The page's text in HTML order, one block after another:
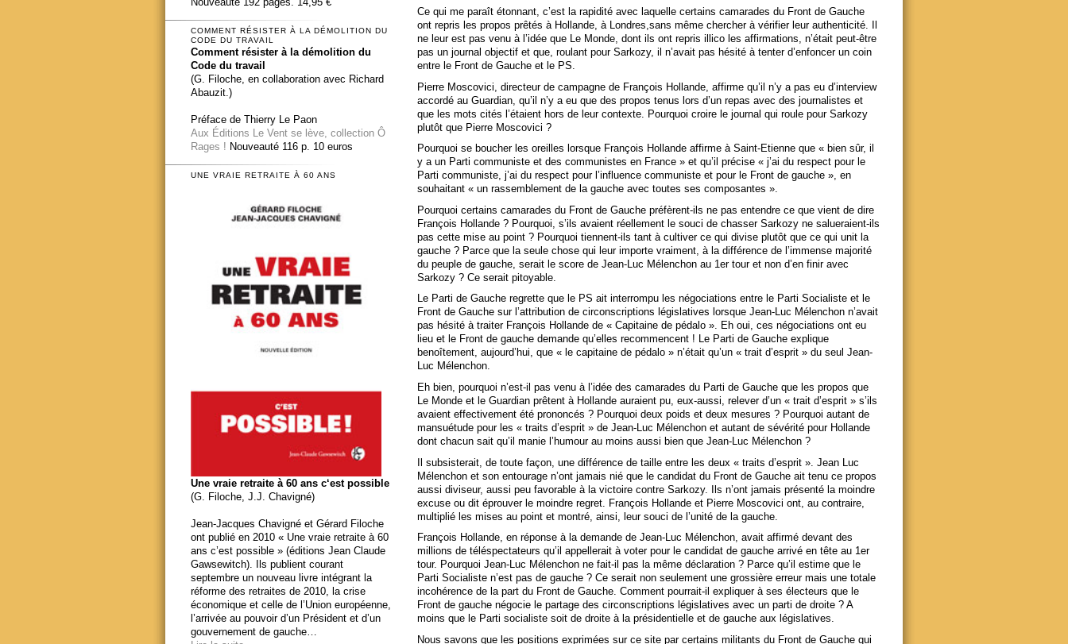
Ce qui me paraît étonnant, c’est la rapidité avec laquelle certains camarades du Front de Gauche
ont repris les propos prêtés à Hollande, à Londres,sans même chercher à vérifier leur authenticité. Il
ne leur est pas venu à l’idée que Le Monde, dont ils ont repris illico les affirmations, n’était peut-être
pas un journal objectif et que, roulant pour Sarkozy, il n’avait pas hésité à tenter d’enfoncer un coin
entre le Front de Gauche et le PS.
Pierre Moscovici, directeur de campagne de François Hollande, affirme qu’il n’y a pas eu d’interview
accordé au Guardian, qu’il n’y a eu que des propos tenus lors d’un repas avec des journalistes et
que les mots cités l’étaient hors de leur contexte. Pourquoi croire le journal qui roule pour Sarkozy
plutôt que Pierre Moscovici ?
Pourquoi se boucher les oreilles lorsque François Hollande affirme à Saint-Etienne que « bien sûr, il
y a un Parti communiste et des communistes en France » et qu’il précise « j’ai du respect pour le
Parti communiste, j’ai du respect pour l’influence communiste et pour le Front de gauche », en
souhaitant « un rassemblement de la gauche avec toutes ses composantes ».
Pourquoi certains camarades du Front de Gauche préfèrent-ils ne pas entendre ce que vient de dire
François Hollande ? Pourquoi, s’ils avaient réellement le souci de chasser Sarkozy ne salueraient-ils
pas cette mise au point ? Pourquoi tiennent-ils tant à cultiver ce qui divise plutôt que ce qui unit la
gauche ? Parce que la seule chose qui leur importe vraiment, à la différence de l’immense majorité
du peuple de gauche, serait le score de Jean-Luc Mélenchon au 1er tour et non d’en finir avec
Sarkozy ? Ce serait pitoyable.
Le Parti de Gauche regrette que le PS ait interrompu les négociations entre le Parti Socialiste et le
Front de Gauche sur l’attribution de circonscriptions législatives lorsque Jean-Luc Mélenchon n’avait
pas hésité à traiter François Hollande de « Capitaine de pédalo ». Eh oui, ces négociations ont eu
lieu et le Front de gauche demande qu’elles recommencent ! Le Parti de Gauche explique
benoîtement, aujourd’hui, que « le capitaine de pédalo » n’était qu’un « trait d’esprit » du seul Jean-
Luc Mélenchon.
Eh bien, pourquoi n’est-il pas venu à l’idée des camarades du Parti de Gauche que les propos que
Le Monde et le Guardian prêtent à Hollande auraient pu, eux-aussi, relever d’un « trait d’esprit » s’ils
avaient effectivement été prononcés ? Pourquoi deux poids et deux mesures ? Pourquoi autant de
mansuétude pour les « traits d’esprit » de Jean-Luc Mélenchon et autant de sévérité pour Hollande
dont chacun sait qu’il manie l’humour au moins aussi bien que Jean-Luc Mélenchon ?
Il subsisterait, de toute façon, une différence de taille entre les deux « traits d’esprit ». Jean Luc
Mélenchon et son entourage n’ont jamais nié que le candidat du Front de Gauche ait tenu ce propos
aussi diviseur, aussi peu favorable à la victoire contre Sarkozy. Ils n’ont jamais présenté la moindre
excuse ou dit éprouver le moindre regret. François Hollande et Pierre Moscovici ont, au contraire,
multiplié les mises au point et montré, ainsi, leur souci de l’unité de la gauche.
François Hollande, en réponse à la demande de Jean-Luc Mélenchon, avait affirmé devant des
millions de téléspectateurs qu’il appellerait à voter pour le candidat de gauche arrivé en tête au 1er
tour. Pourquoi Jean-Luc Mélenchon ne fait-il pas la même déclaration ? Parce qu’il estime que le
Parti Socialiste n’est pas de gauche ? Ce serait non seulement une grossière erreur mais une totale
incohérence de la part du Front de Gauche. Comment pourrait-il expliquer à ses électeurs que le
Front de gauche négocie le partage des circonscriptions législatives avec un parti de droite ? A
moins que le Parti socialiste soit de droite à la présidentielle et de gauche aux législatives.
Nous savons que les positions exprimées sur ce site par certains militants du Front de Gauche qui
COMMENT RÉSISTER À LA DÉMOLITION DU
CODE DU TRAVAIL
Comment résister à la démolition du
Code du travail
(G. Filoche, en collaboration avec Richard
Abauzit.)
Préface de Thierry Le Paon
Aux Éditions Le Vent se lève, collection Ô
Rages ! Nouveauté 116 p. 10 euros
UNE VRAIE RETRAITE À 60 ANS
Une vraie retraite à 60 ans c‘est possible
(G. Filoche, J.J. Chavigné)
Jean-Jacques Chavigné et Gérard Filoche
ont publié en 2010 « Une vraie retraite à 60
ans c’est possible » (éditions Jean Claude
Gawsewitch). Ils publient courant
septembre un nouveau livre intégrant la
réforme des retraites de 2010, la crise
économique et celle de l’Union européenne,
l’arrivée au pouvoir d’un Président et d’un
gouvernement de gauche…